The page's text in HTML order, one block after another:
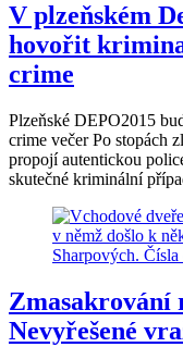
V plzeňském
hovořit
crime
Plzeňské DEPO2015
crime večer Po stopách
propojí autentickou
skutečné kriminální
Zmasakrování
Nevyřešené